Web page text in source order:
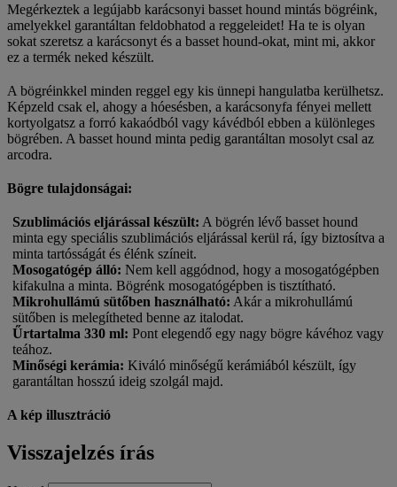
Megérkeztek a legújabb karácsonyi basset hound mintás bögréink,
amelyekkel garantáltan feldobhatod a reggeleidet! Ha te is olyan
sokat szeretsz a karácsonyt és a basset hound-okat, mint mi, akkor
ez a termék neked készült.
A bögréinkkel minden reggel egy kis ünnepi hangulatba kerülhetsz.
Képzeld csak el, ahogy a hóesésben, a karácsonyfa fényei mellett
kortyolgatsz a forró kakaódból vagy kávédból ebben a különleges
bögrében. A basset hound minta pedig garantáltan mosolyt csal az
arcodra.
Bögre tulajdonságai:
Szublimációs eljárással készült: A bögrén lévő basset hound
minta egy speciális szublimációs eljárással kerül rá, így biztosítva a
minta tartósságát és élénk színeit.
Mosogatógép álló: Nem kell aggódnod, hogy a mosogatógépben
kifakulna a minta. Bögrénk mosogatógépben is tisztítható.
Mikrohullámú sütőben használható: Akár a mikrohullámú
sütőben is melegítheted benne az italodat.
Űrtartalma 330 ml: Pont elegendő egy nagy bögre kávéhoz vagy
teához.
Minőségi kerámia: Kiváló minőségű kerámiából készült, így
garantáltan hosszú ideig szolgál majd.
A kép illusztráció
Visszajelzés írás